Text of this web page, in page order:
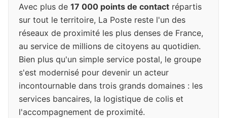
Avec plus de 17 000 points de contact répartis
sur tout le territoire, La Poste reste l'un des
réseaux de proximité les plus denses de France,
au service de millions de citoyens au quotidien.
Bien plus qu'un simple service postal, le groupe
s'est modernisé pour devenir un acteur
incontournable dans trois grands domaines : les
services bancaires, la logistique de colis et
l'accompagnement de proximité.